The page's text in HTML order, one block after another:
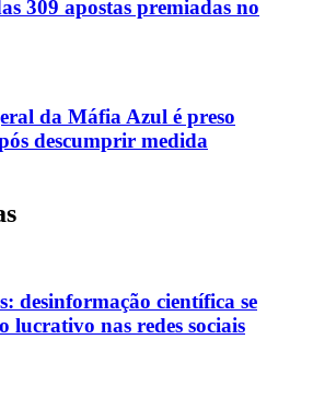
309 apostas premiadas no
da Máfia Azul é preso
descumprir medida
desinformação científica se
lucrativo nas redes sociais